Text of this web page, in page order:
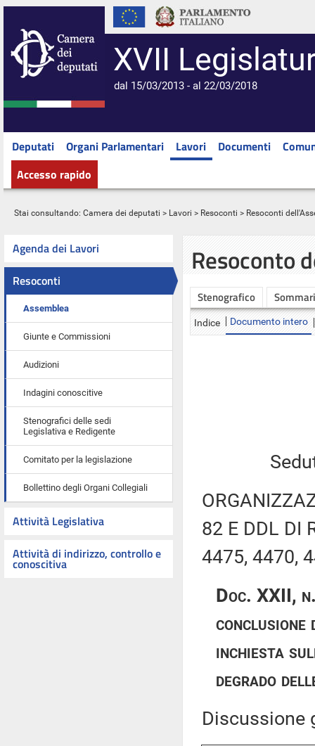
XVII
dal 15/03/2013 - al 22/03/2018
Deputati Organi Parlamentari Lavori Documenti
Accesso rapido
Stai consultando: Camera dei deputati > Lavori > Resoconti > Resoconti
Agenda dei Lavori
Resoconti
Assemblea
Giunte e Commissioni
Audizioni
Indagini conoscitive
Stenografici delle sedi
Legislativa e Redigente
Comitato per la legislazione
Bollettino degli Organi Collegiali
Attività Legislativa
Attività di indirizzo, controllo e
conoscitiva
Resoconto
Stenografico
Indice Documento intero
82 E DDL DI
4475, 4470,
Doc. XXII,
conclusione
inchiesta
degrado
Discussione